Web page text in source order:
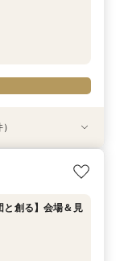
12大特典】名
厳選A5和牛×オ
プレゼント！
婚式♪】1組貸切
大特典！
積＆準備サポート
ストランチケッ
と創る】会場＆見